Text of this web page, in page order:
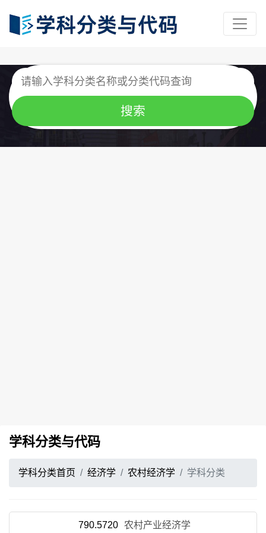
学科分类与代码
学科分类首页 经济学 农村经济学 学科分类
790.5720 农村产业经济学